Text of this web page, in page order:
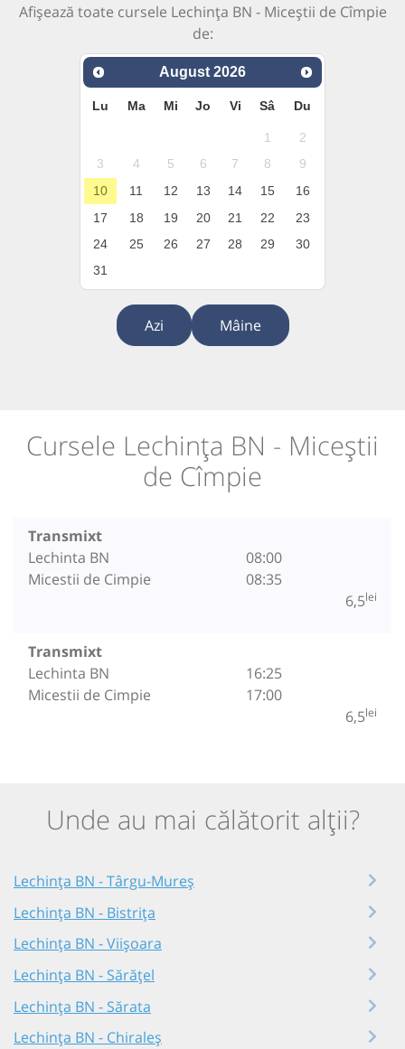
Afișează toate cursele Lechința BN - Miceștii de Cîmpie
de:
August 2026
Lu Ma Mi Jo Vi Sâ Du
1
2
3
4 5 6 7 8
9
10
11 12 13 14 15
16
17
18 19 20 21 22
23
24
25 26 27 28 29
30
31
Azi Mâine
Cursele Lechința BN - Miceștii
de Cîmpie
Transmixt
Lechinta BN
Micestii de Cimpie
08:00
08:35
6,5lei
Transmixt
Lechinta BN
Micestii de Cimpie
16:25
17:00
6,5lei
Unde au mai călătorit alții?
Lechința BN - Târgu-Mureș
Lechința BN - Bistrița
Lechința BN - Viișoara
Lechința BN - Sărățel
Lechința BN - Sărata
Lechința BN - Chiraleș